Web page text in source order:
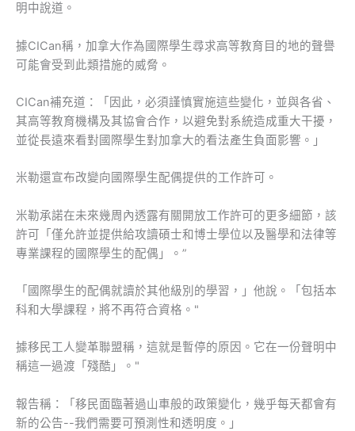
明中說道。
據CICan稱，加拿大作為國際學生尋求高等教育目的地的聲譽
可能會受到此類措施的威脅。
CICan補充道：「因此，必須謹慎實施這些變化，並與各省、
其高等教育機構及其協會合作，以避免對系統造成重大干擾，
並從長遠來看對國際學生對加拿大的看法產生負面影響。」
米勒還宣布改變向國際學生配偶提供的工作許可。
米勒承諾在未來幾周內透露有關開放工作許可的更多細節，該
許可「僅允許並提供給攻讀碩士和博士學位以及醫學和法律等
專業課程的國際學生的配偶」。”
「國際學生的配偶就讀於其他級別的學習，」他說。「包括本
科和大學課程，將不再符合資格。"
據移民工人變革聯盟稱，這就是暫停的原因。它在一份聲明中
稱這一過渡「殘酷」。"
報告稱：「移民面臨著過山車般的政策變化，幾乎每天都會有
新的公告--我們需要可預測性和透明度。」